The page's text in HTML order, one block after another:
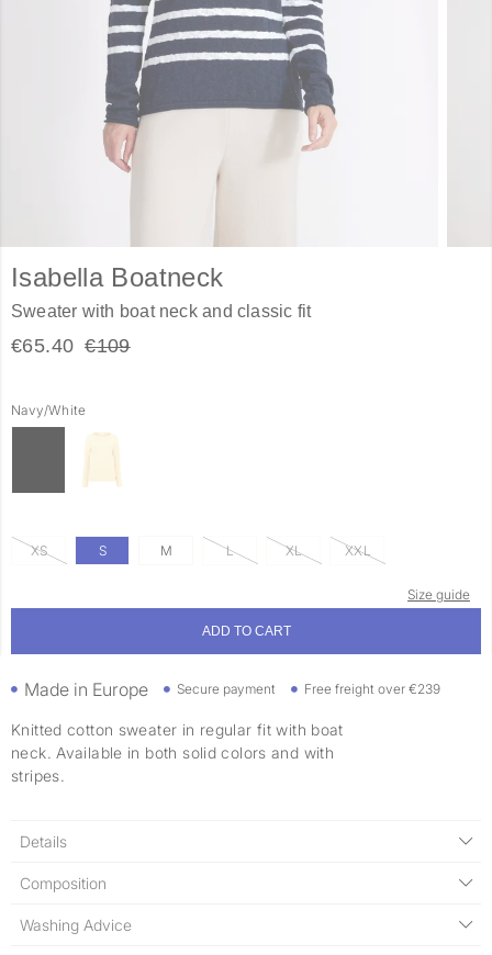
Isabella Boatneck
Sweater with boat neck and classic fit
€65.40 €109
Navy/White
XS S M L XL XXL
Size guide
ADD TO CART
Made in Europe Secure payment Free freight over €239
Knitted cotton sweater in regular fit with boat
neck. Available in both solid colors and with
stripes.
Details
Composition
Washing Advice